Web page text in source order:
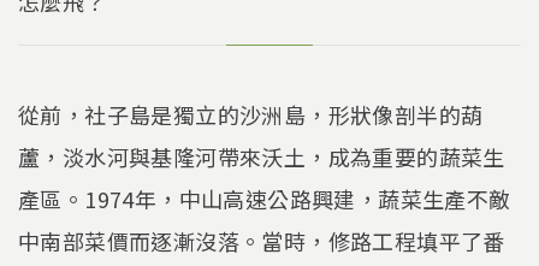
從前，社子島是獨立的沙洲島，形狀像剖半的葫
蘆，淡水河與基隆河帶來沃土，成為重要的蔬菜生
產區。1974年，中山高速公路興建，蔬菜生產不敵
中南部菜價而逐漸沒落。當時，修路工程填平了番